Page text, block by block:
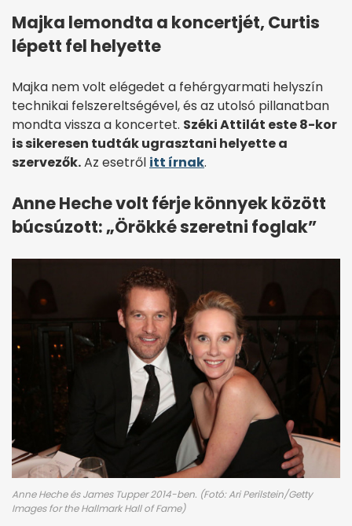
Majka lemondta a koncertjét, Curtis
lépett fel helyette
Majka nem volt elégedet a fehérgyarmati helyszín
technikai felszereltségével, és az utolsó pillanatban
mondta vissza a koncertet. Széki Attilát este 8-kor
is sikeresen tudták ugrasztani helyette a
szervezők.Az esetről itt írnak.
Anne Heche volt férje könnyek között
búcsúzott: „Örökké szeretni foglak”
Anne Heche és James Tupper 2014-ben. (Fotó: Ari Perilstein/Getty
Images for the Hallmark Hall of Fame)